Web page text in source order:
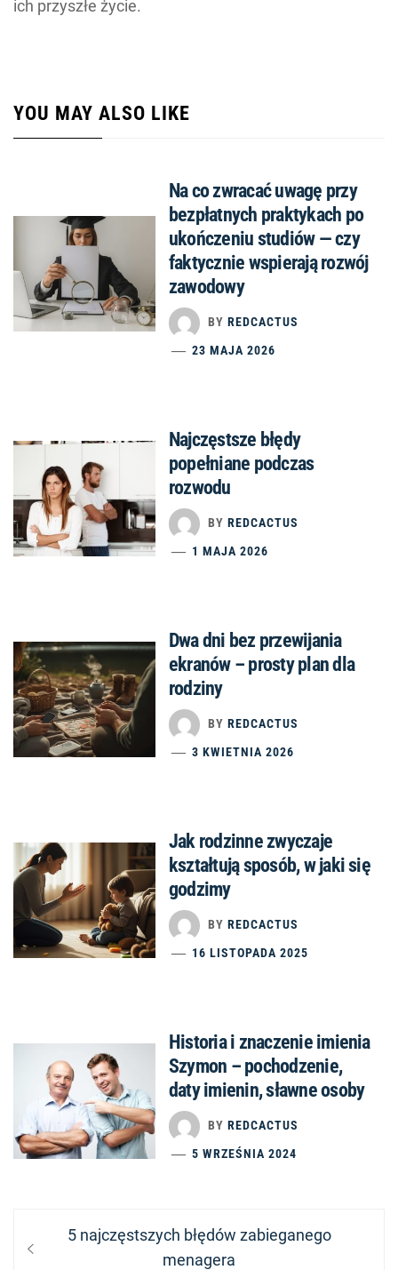
ich przyszłe życie.
YOU MAY ALSO LIKE
Na co zwracać uwagę przy
bezpłatnych praktykach po
ukończeniu studiów — czy
faktycznie wspierają rozwój
zawodowy
BY REDCACTUS
23 MAJA 2026
Najczęstsze błędy
popełniane podczas
rozwodu
BY REDCACTUS
1 MAJA 2026
Dwa dni bez przewijania
ekranów – prosty plan dla
rodziny
BY REDCACTUS
3 KWIETNIA 2026
Jak rodzinne zwyczaje
kształtują sposób, w jaki się
godzimy
BY REDCACTUS
16 LISTOPADA 2025
Historia i znaczenie imienia
Szymon – pochodzenie,
daty imienin, sławne osoby
BY REDCACTUS
5 WRZEŚNIA 2024
Nawigacja
wpisu
Previous
5 najczęstszych błędów zabieganego
menagera